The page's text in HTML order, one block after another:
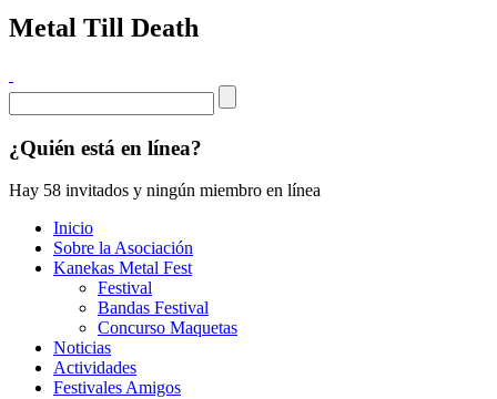
Metal Till Death
¿Quién está en línea?
Hay 58 invitados y ningún miembro en línea
Inicio
Sobre la Asociación
Kanekas Metal Fest
Festival
Bandas Festival
Concurso Maquetas
Noticias
Actividades
Festivales Amigos